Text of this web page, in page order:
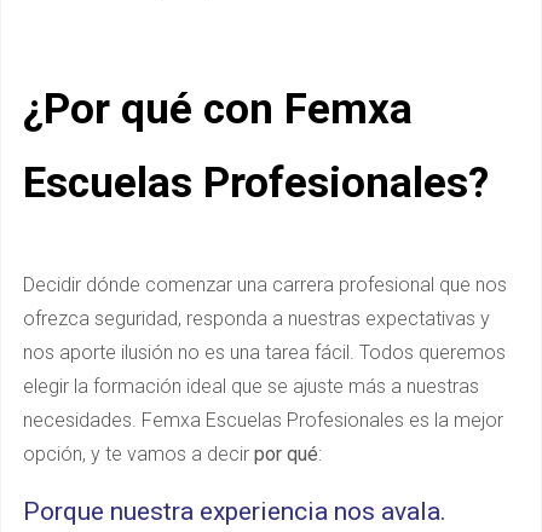
¿Por qué con Femxa
Escuelas Profesionales?
Decidir dónde comenzar una carrera profesional que nos
ofrezca seguridad, responda a nuestras expectativas y
nos aporte ilusión no es una tarea fácil. Todos queremos
elegir la formación ideal que se ajuste más a nuestras
necesidades. Femxa Escuelas Profesionales es la mejor
opción, y te vamos a decir por qué:
Porque nuestra experiencia nos avala.